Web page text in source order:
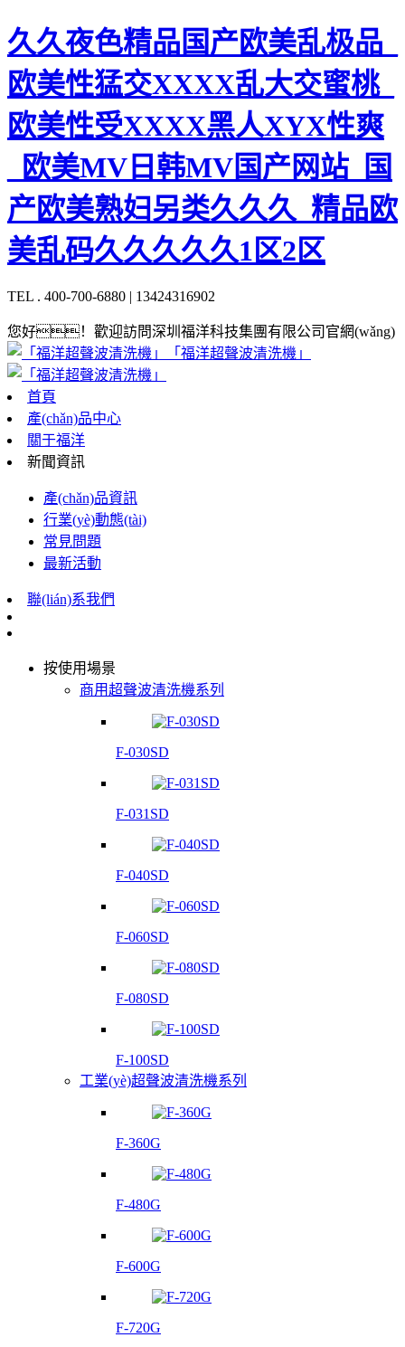
久久夜色精品国产欧美乱极品_
欧美性猛交XXXX乱大交蜜桃_
欧美性受XXXX黑人XYX性爽
_欧美MV日韩MV国产网站_国
产欧美熟妇另类久久久_精品欧
美乱码久久久久久1区2区
TEL . 400-700-6880 | 13424316902
您好！歡迎訪問深圳福洋科技集團有限公司官網(wǎng)
「福洋超聲波清洗機」
首頁
產(chǎn)品中心
關于福洋
新聞資訊
產(chǎn)品資訊
行業(yè)動態(tài)
常見問題
最新活動
聯(lián)系我們
按使用場景
商用超聲波清洗機系列
F-030SD
F-031SD
F-040SD
F-060SD
F-080SD
F-100SD
工業(yè)超聲波清洗機系列
F-360G
F-480G
F-600G
F-720G